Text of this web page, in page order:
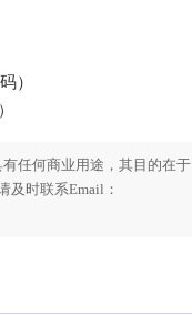
）
任何商业用途，其目的在于
及时联系Email：